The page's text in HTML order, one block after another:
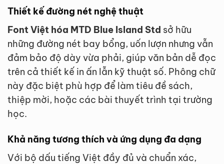
Thiết kế đường nét nghệ thuật
Font Việt hóa MTD Blue Island Std sở hữu
những đường nét bay bổng, uốn lượn nhưng vẫn
đảm bảo độ dày vừa phải, giúp văn bản dễ đọc
trên cả thiết kế in ấn lẫn kỹ thuật số. Phông chữ
này đặc biệt phù hợp để làm tiêu đề sách,
thiệp mời, hoặc các bài thuyết trình tại trường
học.
Khả năng tương thích và ứng dụng đa dạng
Với bộ dấu tiếng Việt đầy đủ và chuẩn xác,